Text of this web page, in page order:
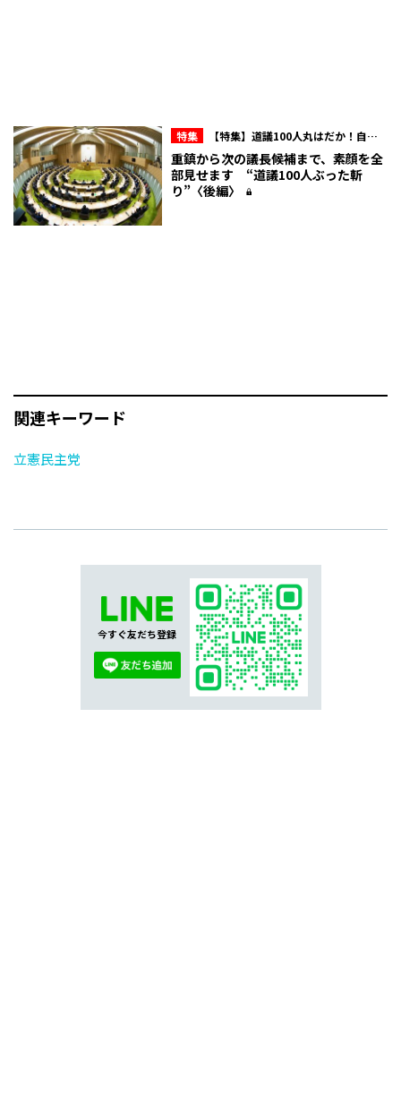
特集
【特集】道議100人丸はだか！自民
会派内のマル秘情報を赤裸々に！北海道議
会“ここだけの話”
重鎮から次の議長候補まで、素顔を全
部見せます “道議100人ぶった斬
り”〈後編〉
関連キーワード
立憲民主党
今すぐ友だち登録